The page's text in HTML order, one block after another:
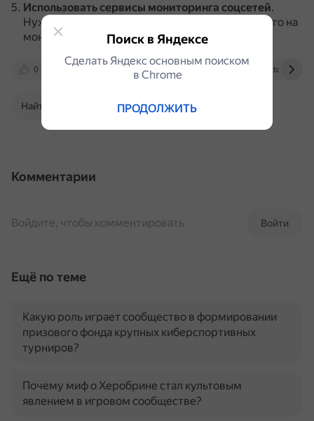
Использовать сервисы мониторинга соцсетей.
Нужно подключить любой сервис и настроить его на
мониторинг комментариев в группе.
0 vk.com www.calltouch.ru
Найти в Поиске
Комментарии
Войти
Войдите, чтобы комментировать
Ещё по теме
Какую роль играет сообщество в формировании
призового фонда крупных киберспортивных
турниров?
Почему миф о Херобрине стал культовым
явлением в игровом сообществе?
Поиск в Яндексе
Сделать Яндекс основным поиском
в Сhrome
ПРОДОЛЖИТЬ